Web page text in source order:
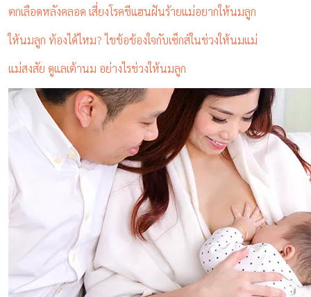
ตกเลือดหลังคลอด เสี่ยงโรคชีแฮนฝันร้ายแม่อยากให้นมลูก
ให้นมลูก ท้องได้ไหม? ไขข้อข้องใจกับเซ็กส์ในช่วงให้นมแม่
แม่สงสัย ดูแลเต้านม อย่างไรช่วงให้นมลูก